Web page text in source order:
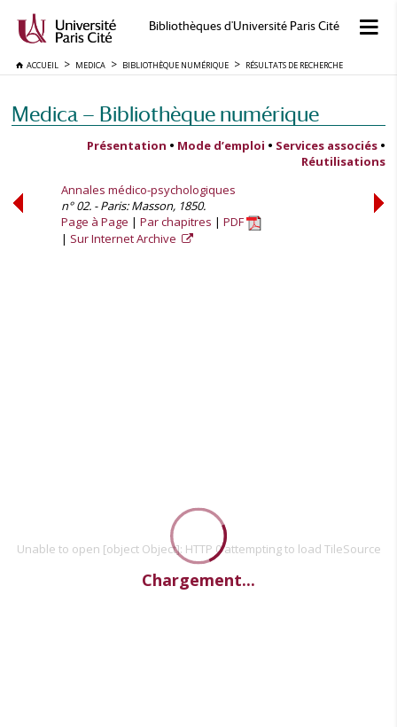
Bibliothèques d'Université Paris Cité
ACCUEIL MEDICA BIBLIOTHÈQUE NUMÉRIQUE RÉSULTATS DE RECHERCHE
Medica — Bibliothèque numérique
Présentation • Mode d’emploi • Services associés •
Réutilisations
Annales médico-psychologiques
n° 02. - Paris: Masson, 1850.
Page à Page
Par chapitres
PDF
Sur Internet Archive
Unable to open [object Object]: HTTP 0 attempting to load TileSource
Chargement...